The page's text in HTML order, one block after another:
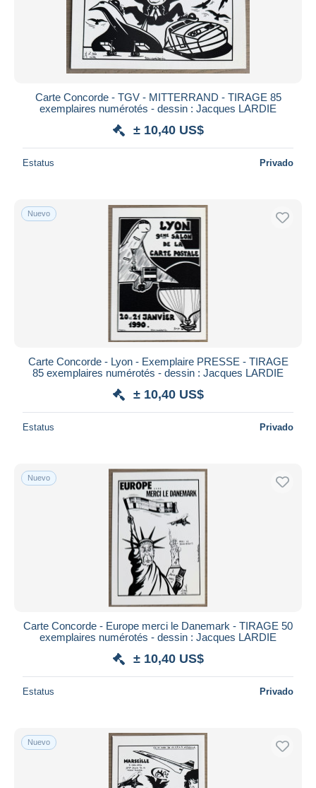
Carte Concorde - TGV - MITTERRAND - TIRAGE 85
exemplaires numérotés - dessin : Jacques LARDIE
± 10,40 US$
Estatus Privado
Nuevo
Carte Concorde - Lyon - Exemplaire PRESSE - TIRAGE
85 exemplaires numérotés - dessin : Jacques LARDIE
± 10,40 US$
Estatus Privado
Nuevo
Carte Concorde - Europe merci le Danemark - TIRAGE 50
exemplaires numérotés - dessin : Jacques LARDIE
± 10,40 US$
Estatus Privado
Nuevo